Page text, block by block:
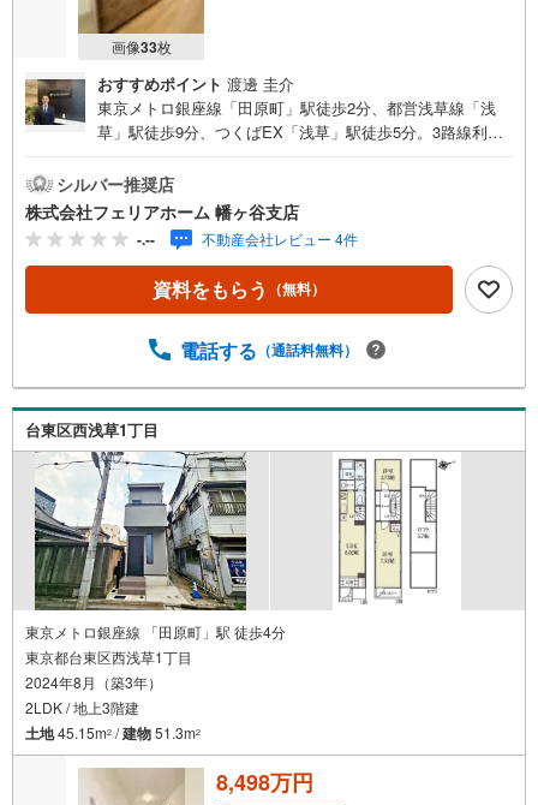
画像33枚
おすすめポイント 渡邊 圭介
東京メトロ銀座線「田原町」駅徒歩2分、都営浅草線「浅
草」駅徒歩9分、つくばEX「浅草」駅徒歩5分。3路線利用
す。前面道路約6.0mの整形地に建つ洗練された都市型住
宅。リビングは天井高約3.7mの開放的な空間設計で、都心
にいながら伸びやかな暮らしを実現します。土地面積約45
平米、建物面積約51平米のコンパクトながら機能的な2階
建。上下水道・都市ガス完備、新築かし保険加入済で安
心。松葉小学校徒歩圏、コンビニ徒歩2分、商業施設も充
アで、“駅徒歩2分の戸建ライフ”を手に入れるチャンスで
シルバー推奨店
株式会社フェリアホーム 幡ヶ谷支店
-.-- 不動産会社レビュー 4件
資料をもらう （無料）
電話する （通話料無料）
台東区西浅草1丁目
東京メトロ銀座線 「田原町」駅 徒歩4分
東京都台東区西浅草1丁目
2024年8月（築3年）
2LDK / 地上3階建
土地45.15m2 /建物51.3m2
8,498万円